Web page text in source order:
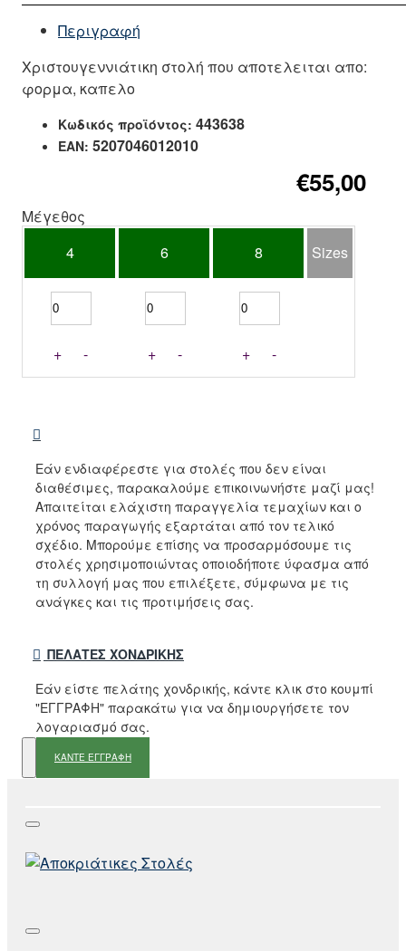
Περιγραφή
Χριστουγεννιάτικη στολή που αποτελειται απο:
φορμα, καπελο
Κωδικός προϊόντος: 443638
EAN: 5207046012010
€55,00
Μέγεθος
4
6 8 Sizes
+ - + - + -
Εάν ενδιαφέρεστε για στολές που δεν είναι
διαθέσιμες, παρακαλούμε επικοινωνήστε μαζί μας!
Απαιτείται ελάχιστη παραγγελία τεμαχίων και ο
χρόνος παραγωγής εξαρτάται από τον τελικό
σχέδιο. Μπορούμε επίσης να προσαρμόσουμε τις
στολές χρησιμοποιώντας οποιοδήποτε ύφασμα από
τη συλλογή μας που επιλέξετε, σύμφωνα με τις
ανάγκες και τις προτιμήσεις σας.
ΠΕΛΆΤΕΣ ΧΟΝΔΡΙΚΉΣ
Εάν είστε πελάτης χονδρικής, κάντε κλικ στο κουμπί
"ΕΓΓΡΑΦΗ" παρακάτω για να δημιουργήσετε τον
λογαριασμό σας.
ΚΑΝΤΕ ΕΓΓΡΑΦΗ